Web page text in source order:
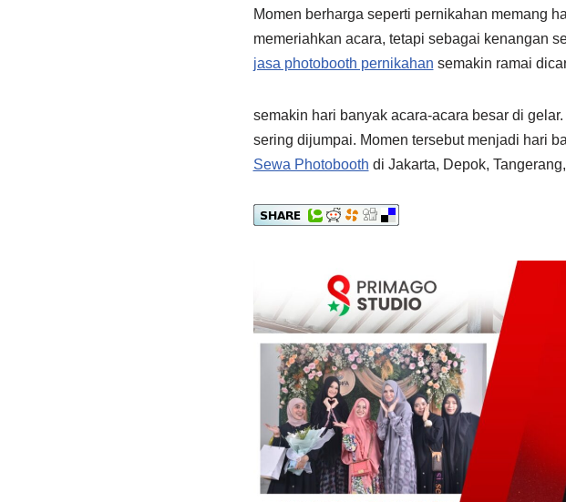
Momen berharga seperti pernikahan memang
memeriahkan acara, tetapi sebagai kenangan
jasa photobooth pernikahan semakin ramai
semakin hari banyak acara-acara besar di
sering dijumpai. Momen tersebut menjadi hari
Sewa Photobooth di Jakarta, Depok,